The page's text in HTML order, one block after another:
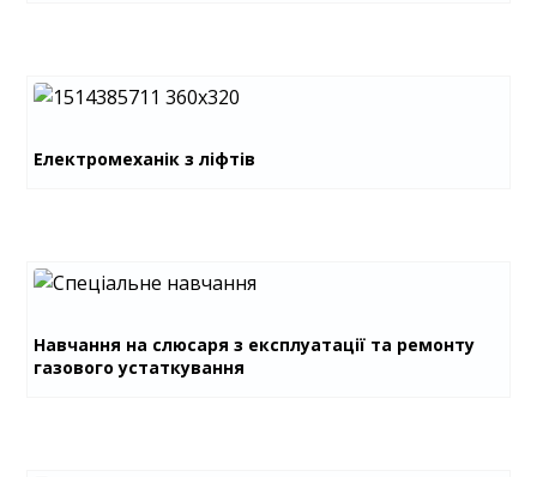
Електромеханік з ліфтів
Навчання на слюсаря з експлуатації та ремонту
газового устаткування